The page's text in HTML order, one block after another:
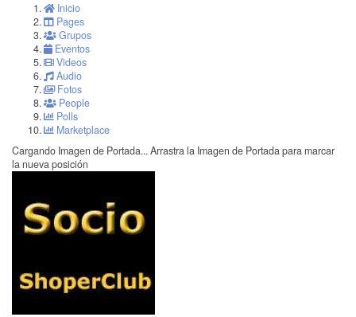
Inicio
Pages
Grupos
Eventos
Videos
Audio
Fotos
People
Polls
Marketplace
Cargando Imagen de Portada... Arrastra la Imagen de Portada para marcar
la nueva posición